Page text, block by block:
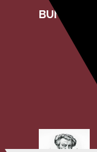
BUNDES-